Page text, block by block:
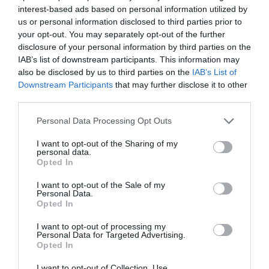
interest-based ads based on personal information utilized by
us or personal information disclosed to third parties prior to
your opt-out. You may separately opt-out of the further
disclosure of your personal information by third parties on the
IAB’s list of downstream participants. This information may
also be disclosed by us to third parties on the IAB’s List of
Downstream Participants that may further disclose it to other
Personal Data Processing Opt Outs
I want to opt-out of the Sharing of my
personal data.
Opted In
I want to opt-out of the Sale of my
Personal Data.
Opted In
I want to opt-out of processing my
Personal Data for Targeted Advertising.
Opted In
hét állandó kiállítással.
A Főúri életforma című kiállítás és a Helikon
Könyvtár régi és rekonstruált belső terekkel
mutatja be a 18–19. századi főúri életet, és
azért különleges, mert
ÁLLAPOTBAN FENNMARADT FŐÚRI
KÖNYVTÁRA, TÖBB MINT 80 000
KÖTETTEL.
A hintó- és kocsikiállítás az egykori
kocsiházban kapott helyet, a kiállított több
lovaglással kapcsolatos tárgy érzékletessé
teszi a főúri közlekedés világát. A vadászati
kiállítás egy külön épületben található, ahol